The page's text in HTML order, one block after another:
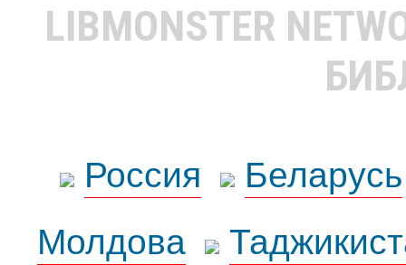
LIBMONSTER
Россия
Беларусь
Молдова